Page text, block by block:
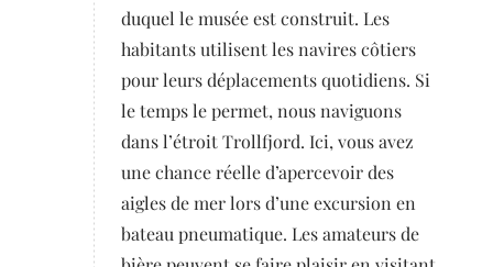
duquel le musée est construit. Les
habitants utilisent les navires côtiers
pour leurs déplacements quotidiens. Si
le temps le permet, nous naviguons
dans l’étroit Trollfjord. Ici, vous avez
une chance réelle d’apercevoir des
aigles de mer lors d’une excursion en
bateau pneumatique. Les amateurs de